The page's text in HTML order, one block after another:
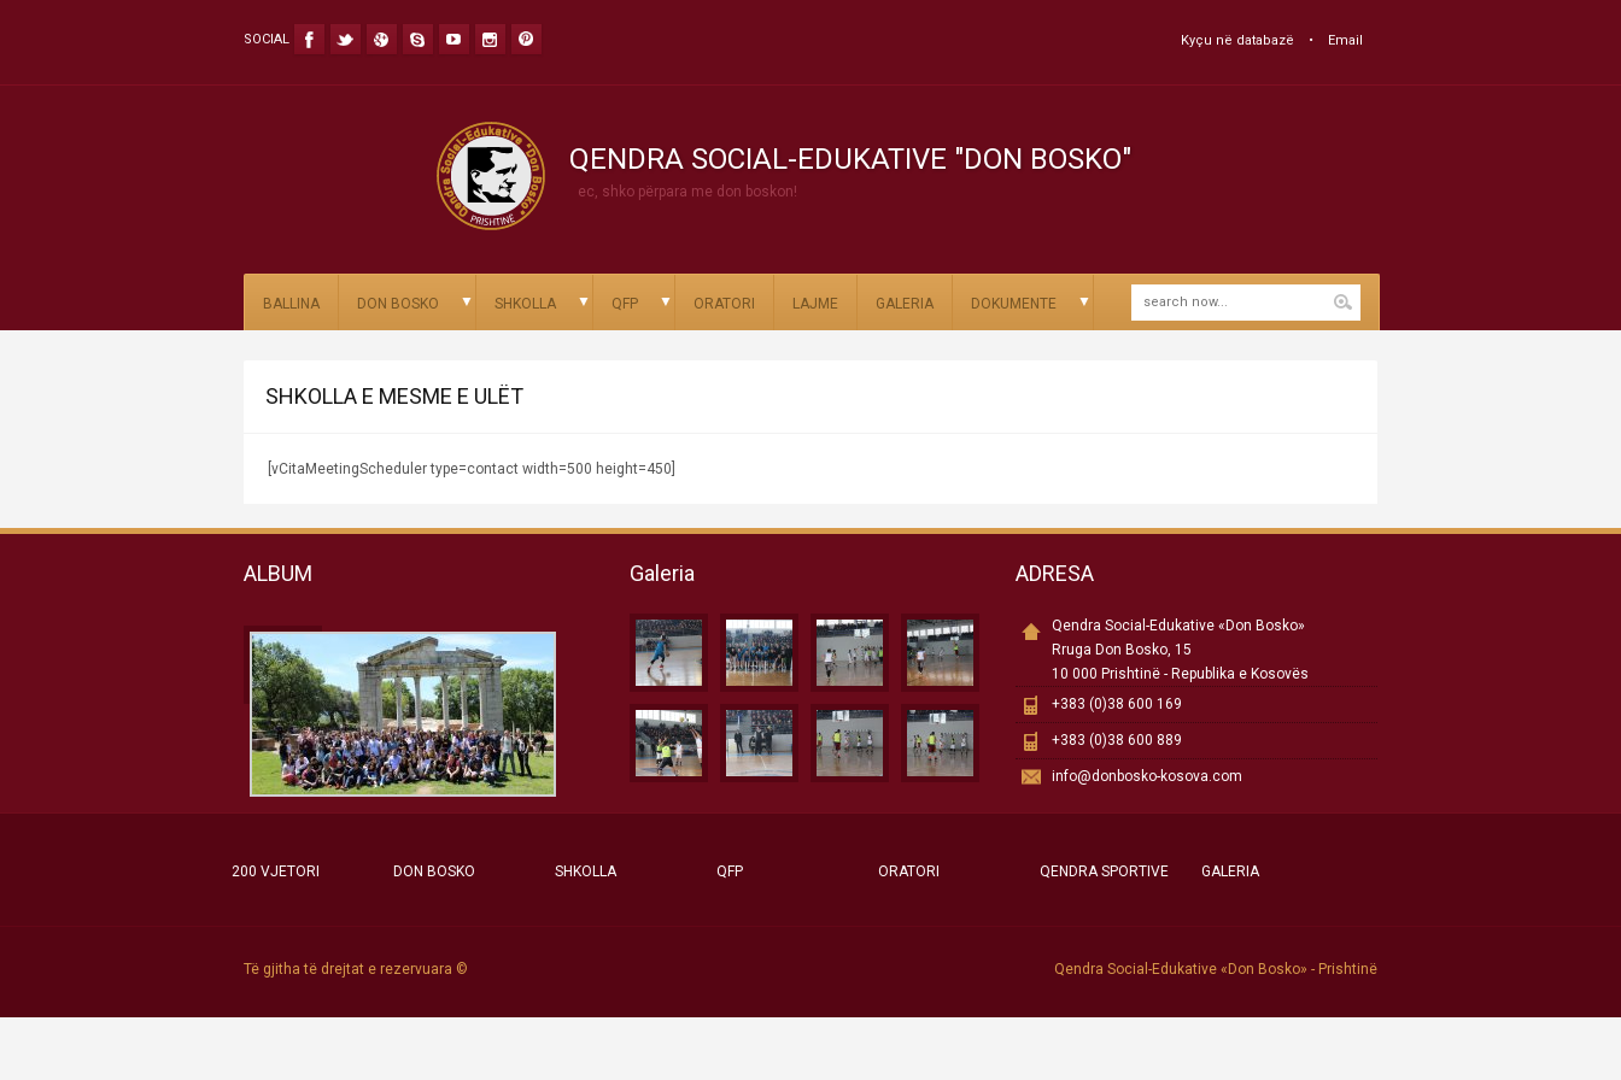
SOCIAL Kyçu në databazë Email
QENDRA SOCIAL-EDUKATIVE "DON BOSKO"
ec, shko përpara me don boskon!
BALLINA DON BOSKO ▼ SHKOLLA ▼ QFP ▼ ORATORI LAJME GALERIA DOKUMENTE ▼
SHKOLLA E MESME E ULËT
[vCitaMeetingScheduler type=contact width=500 height=450]
ALBUM Galeria ADRESA
Qendra Social-Edukative «Don Bosko»
Rruga Don Bosko, 15
10 000 Prishtinë - Republika e Kosovës
+383 (0)38 600 169
+383 (0)38 600 889
info@donbosko-kosova.com
200 VJETORI DON BOSKO SHKOLLA QFP ORATORI QENDRA SPORTIVE GALERIA
Të gjitha të drejtat e rezervuara © Qendra Social-Edukative «Don Bosko» - Prishtinë